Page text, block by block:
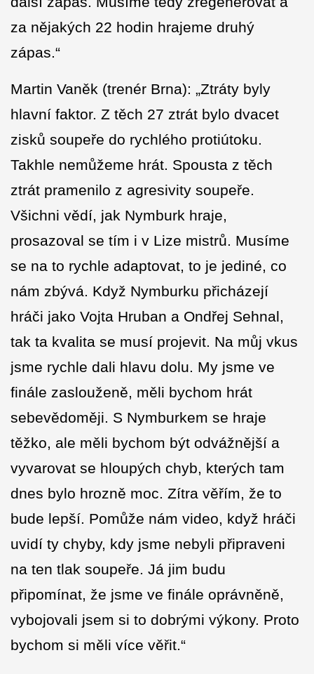
za nějakých 22 hodin hrajeme druhý
zápas.“
Martin Vaněk (trenér Brna): „Ztráty byly
hlavní faktor. Z těch 27 ztrát bylo dvacet
zisků soupeře do rychlého protiútoku.
Takhle nemůžeme hrát. Spousta z těch
ztrát pramenilo z agresivity soupeře.
Všichni vědí, jak Nymburk hraje,
prosazoval se tím i v Lize mistrů. Musíme
se na to rychle adaptovat, to je jediné, co
nám zbývá. Když Nymburku přicházejí
hráči jako Vojta Hruban a Ondřej Sehnal,
tak ta kvalita se musí projevit. Na můj vkus
jsme rychle dali hlavu dolu. My jsme ve
finále zaslouženě, měli bychom hrát
sebevědoměji. S Nymburkem se hraje
těžko, ale měli bychom být odvážnější a
vyvarovat se hloupých chyb, kterých tam
dnes bylo hrozně moc. Zítra věřím, že to
bude lepší. Pomůže nám video, když hráči
uvidí ty chyby, kdy jsme nebyli připraveni
na ten tlak soupeře. Já jim budu
připomínat, že jsme ve finále oprávněně,
vybojovali jsem si to dobrými výkony. Proto
bychom si měli více věřit.“